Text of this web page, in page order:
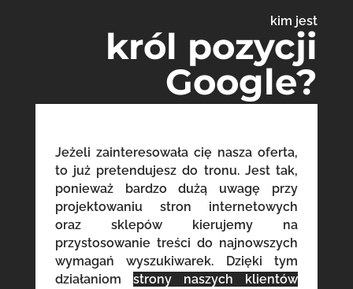
kim jest
król pozycji
Google?
Jeżeli zainteresowała cię nasza oferta,
to już pretendujesz do tronu. Jest tak,
ponieważ bardzo dużą uwagę przy
projektowaniu stron internetowych
oraz sklepów kierujemy na
przystosowanie treści do najnowszych
wymagań wyszukiwarek. Dzięki tym
działaniom strony naszych klientów